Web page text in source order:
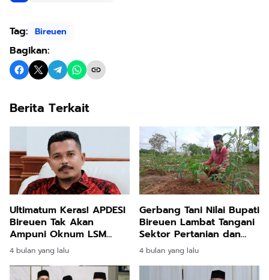
Tag: Bireuen
Bagikan:
Berita Terkait
Ultimatum Keras! APDESI
Bireuen Tak Akan
Ampuni Oknum LSM
yang Tekan Keuchiek!
4 bulan yang lalu
Gerbang Tani Nilai Bupati
Bireuen Lambat Tangani
Sektor Pertanian dan
Perikanan
4 bulan yang lalu